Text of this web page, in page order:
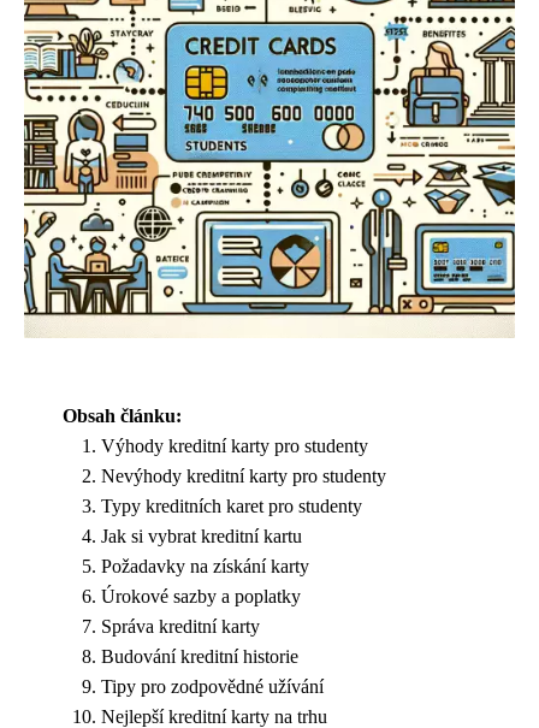
Obsah článku:
Výhody kreditní karty pro studenty
Nevýhody kreditní karty pro studenty
Typy kreditních karet pro studenty
Jak si vybrat kreditní kartu
Požadavky na získání karty
Úrokové sazby a poplatky
Správa kreditní karty
Budování kreditní historie
Tipy pro zodpovědné užívání
Nejlepší kreditní karty na trhu